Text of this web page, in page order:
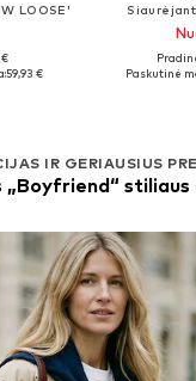
LOOSE'
€
59,93 €
Paskutinė
IR GERIAUSIUS
„Boyfriend“ stiliaus